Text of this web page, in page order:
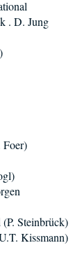
. D. Jung
Foer)
Steinbrück)
Kissmann)